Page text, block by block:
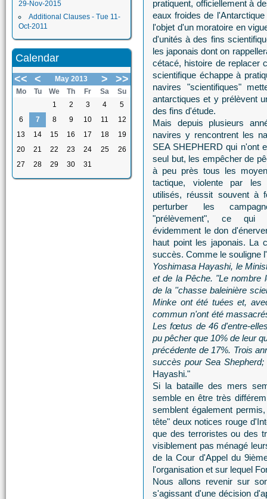
29-Nov-2015
Additional Clauses - Tue 11-
Oct-2011
Calendar
<<
< May 2013 > >>
Mo Tu We Th Fr Sa
Su
1
2 3 4
5
6
7 8 9 10 11
12
13
14 15 16 17 18
19
20
21 22 23 24 25
26
27
28 29 30 31
pratiquent, officiellement à
eaux froides de
l'objet d'un moratoire en
d'unités à des fins
les japonais dont on
cétacé, histoire de replacer
scientifique échappe à
navires "scientifiques"
antarctiques et y prélèvent
des fins d'étude.
Mais depuis plusieurs
navires y rencontrent les
SEA SHEPHERD qui n'ont
seul but, les empêcher de
à peu près tous les
tactique, violente par les
utilisés, réussit souvent à
perturber les
"prélèvement", ce
évidemment le don
haut point les japonais. La
succès. Comme le souligne
Yoshimasa Hayashi, le
et de la Pêche. "Le nombre
de la ''chasse baleinière
Minke ont été tuées et,
commun n'ont été
Les fœtus de 46 d'entre-
pu pêcher que 10% de leur
précédente de 17%. Trois
succès pour Sea
Hayashi."
Si la bataille des mers
semble en être très
semblent également
tête" deux notices rouge
que des terroristes ou des
visiblement pas ménagé
de la Cour d'Appel du
l'organisation et sur lequel
Nous allons revenir sur
s'agissant d'une décision